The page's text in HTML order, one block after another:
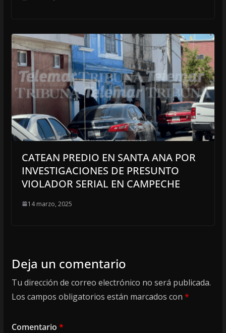
CATEAN PREDIO EN SANTA ANA POR
INVESTIGACIONES DE PRESUNTO
VIOLADOR SERIAL EN CAMPECHE
14 marzo, 2025
Deja un comentario
Tu dirección de correo electrónico no será publicada.
Los campos obligatorios están marcados con *
Comentario *